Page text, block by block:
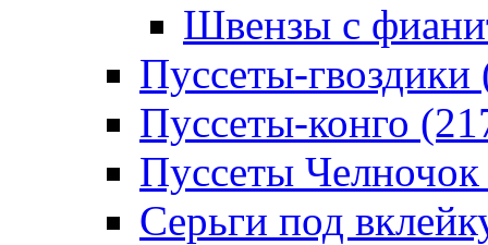
Швензы с
Пуссеты-гвоздики
Пуссеты-конго
Пуссеты
Серьги под